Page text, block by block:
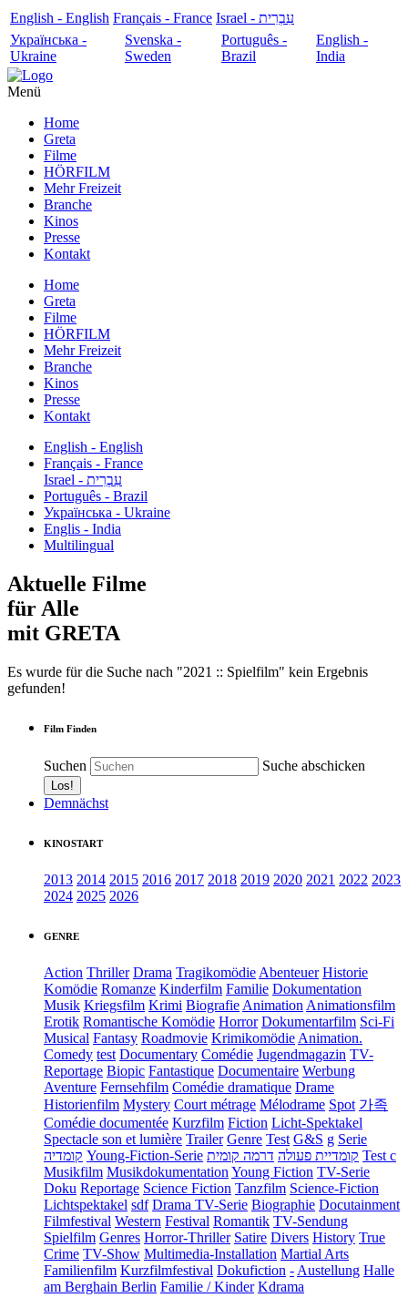
English - English Français - France
עִבְרִית - Israel
Українська -
Ukraine
Svenska -
Sweden
Português -
Brazil
English -
India
Menü
Home
Greta
Filme
HÖRFILM
Mehr Freizeit
Branche
Kinos
Presse
Kontakt
Home
Greta
Filme
HÖRFILM
Mehr Freizeit
Branche
Kinos
Presse
Kontakt
English - English
Français - France
עִבְרִית - Israel
Português - Brazil
Українська - Ukraine
Englis - India
Multilingual
Aktuelle Filme
für Alle
mit GRETA
Es wurde für die Suche nach "2021 :: Spielfilm" kein Ergebnis
gefunden!
Film Finden
Suchen Suche abschicken
Demnächst
KINOSTART
2013 2014 2015 2016 2017 2018 2019 2020 2021 2022 2023
2024 2025 2026
GENRE
Action Thriller Drama Tragikomödie Abenteuer Historie
Komödie Romanze Kinderfilm Familie Dokumentation
Musik Kriegsfilm Krimi Biografie Animation Animationsfilm
Erotik Romantische Komödie Horror Dokumentarfilm Sci-Fi
Musical Fantasy Roadmovie Krimikomödie Animation.
Comedy test Documentary Comédie Jugendmagazin TV-
Reportage Biopic Fantastique Documentaire Werbung
Aventure Fernsehfilm Comédie dramatique Drame
Historienfilm Mystery Court métrage Mélodrame Spot 가족
Comédie documentée Kurzfilm Fiction Licht-Spektakel
Spectacle son et lumière Trailer Genre Test G&S g Serie
קומדיה Young-Fiction-Serie קומדיית פעולה דרמה קומית
Test c
Musikfilm Musikdokumentation Young Fiction TV-Serie
Doku Reportage Science Fiction Tanzfilm Science-Fiction
Lichtspektakel sdf Drama TV-Serie Biographie Docutainment
Filmfestival Western Festival Romantik TV-Sendung
Spielfilm Genres Horror-Thriller Satire Divers History True
Crime TV-Show Multimedia-Installation Martial Arts
Familienfilm Kurzfilmfestival Dokufiction - Austellung Halle
am Berghain Berlin Familie / Kinder Kdrama